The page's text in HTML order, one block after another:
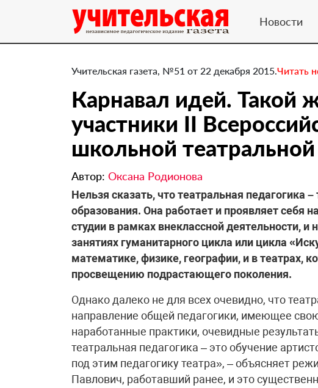
Новости
Учительская газета, №51 от 22 декабря 2015.Читать
Карнавал идей. Такой
участники II
школьной театральной
Автор: Оксана Родионова
Нельзя сказать, что театральная педагогика
образования. Она работает и проявляет себя
студии в рамках внеклассной деятельности, и
занятиях гуманитарного цикла или цикла
математике, физике, географии, и в театрах,
просвещению подрастающего поколения.
Однако далеко не для всех очевидно, что
направление общей педагогики, имеющее
наработанные практики, очевидные
театральная педагогика – это обучение
под этим педагогику театра», – объясняет
Павлович, работавший ранее, и это